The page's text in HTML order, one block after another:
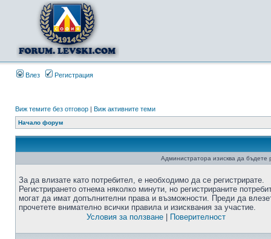
Влез Регистрация
Виж темите без отговор | Виж активните теми
Начало форум
Администратора изисква да бъдете
За да влизате като потребител, е необходимо да се регистрирате.
Регистрирането отнема няколко минути, но регистрираните
могат да имат допълнителни права и възможности. Преди да
прочетете внимателно всички правила и изисквания за участие.
Условия за ползване| Поверителност